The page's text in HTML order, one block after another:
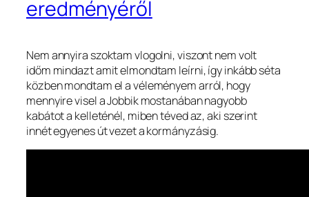
eredményéről
Nem annyira szoktam vlogolni, viszont nem volt
időm mindazt amit elmondtam leírni, így inkább séta
közben mondtam el a véleményem arról, hogy
mennyire visel a Jobbik mostanában nagyobb
kabátot a kelleténél, miben téved az, aki szerint
innét egyenes út vezet a kormányzásig.